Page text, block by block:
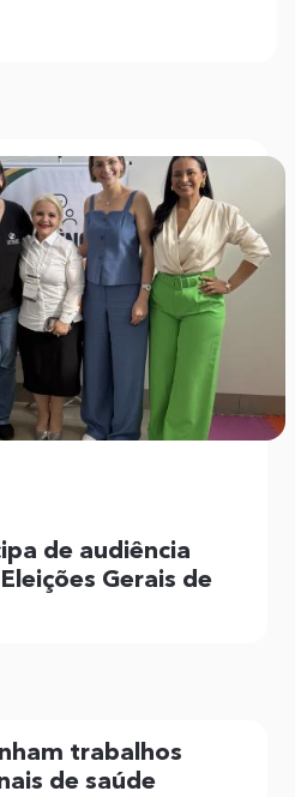
de audiência
Gerais de
trabalhos
de saúde